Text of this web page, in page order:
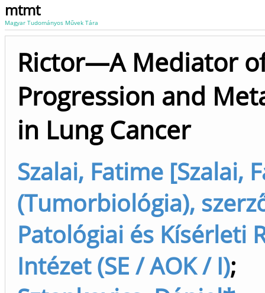
mtmt
Magyar Tudományos Művek Tára
Rictor—A Mediator
Progression and
in Lung Cancer
Szalai, Fatime [Szalai,
(Tumorbiológia),
Patológiai és Kísérleti
Intézet (SE / AOK / I);